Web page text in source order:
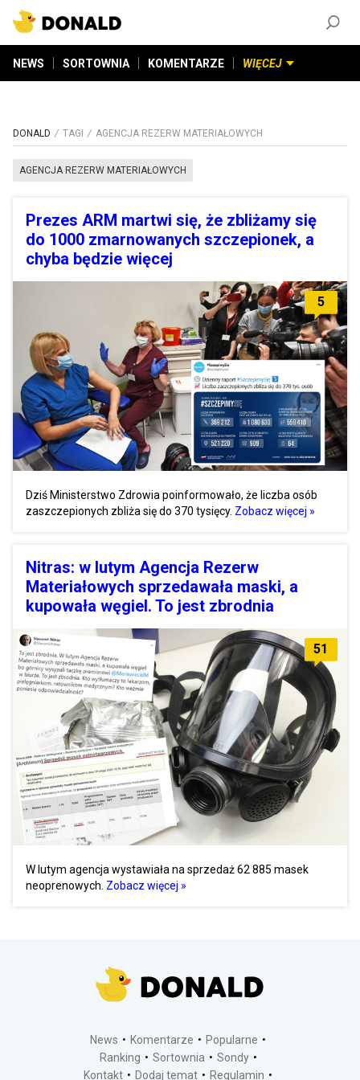
NEWS SORTOWNIA KOMENTARZE WIĘCEJ
DONALD TAGI AGENCJA REZERW MATERIAŁOWYCH
AGENCJA REZERW MATERIAŁOWYCH
Prezes ARM martwi się, że zbliżamy się
do 1000 zmarnowanych szczepionek, a
chyba będzie więcej
5
Dziś Ministerstwo Zdrowia poinformowało, że liczba osób
zaszczepionych zbliża się do 370 tysięcy. Zobacz więcej »
Nitras: w lutym Agencja Rezerw
Materiałowych sprzedawała maski, a
kupowała węgiel. To jest zbrodnia
51
W lutym agencja wystawiała na sprzedaż 62 885 masek
neoprenowych. Zobacz więcej »
News Komentarze
Popularne
Ranking
Sortownia
Sondy
Kontakt
Dodaj temat Regulamin